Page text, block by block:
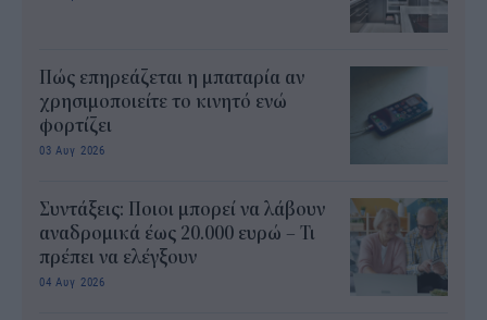
Πώς επηρεάζεται η μπαταρία αν
χρησιμοποιείτε το κινητό ενώ
φορτίζει
03 Αυγ 2026
Συντάξεις: Ποιοι μπορεί να λάβουν
αναδρομικά έως 20.000 ευρώ – Τι
πρέπει να ελέγξουν
04 Αυγ 2026